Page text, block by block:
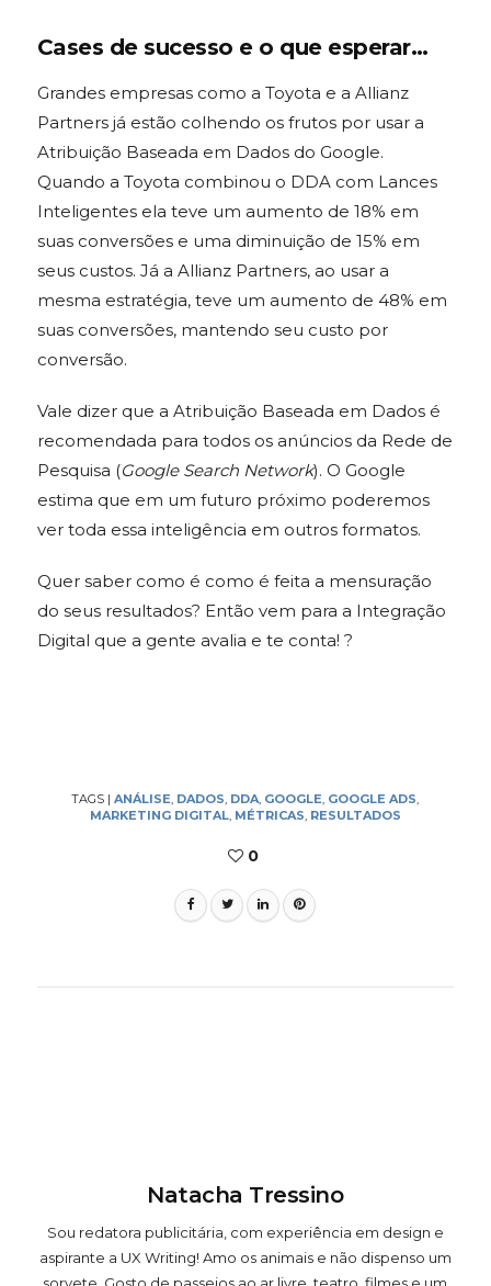
Cases de sucesso e o que esperar…
Grandes empresas como a Toyota e a Allianz
Partners já estão colhendo os frutos por usar a
Atribuição Baseada em Dados do Google.
Quando a Toyota combinou o DDA com Lances
Inteligentes ela teve um aumento de 18% em
suas conversões e uma diminuição de 15% em
seus custos. Já a Allianz Partners, ao usar a
mesma estratégia, teve um aumento de 48% em
suas conversões, mantendo seu custo por
conversão.
Vale dizer que a Atribuição Baseada em Dados é
recomendada para todos os anúncios da Rede de
Pesquisa (Google Search Network). O Google
estima que em um futuro próximo poderemos
ver toda essa inteligência em outros formatos.
Quer saber como é como é feita a mensuração
do seus resultados? Então vem para a Integração
Digital que a gente avalia e te conta! ?
TAGS |ANÁLISE, DADOS, DDA, GOOGLE, GOOGLE ADS,
MARKETING DIGITAL, MÉTRICAS, RESULTADOS
0
Natacha Tressino
Sou redatora publicitária, com experiência em design e
aspirante a UX Writing! Amo os animais e não dispenso um